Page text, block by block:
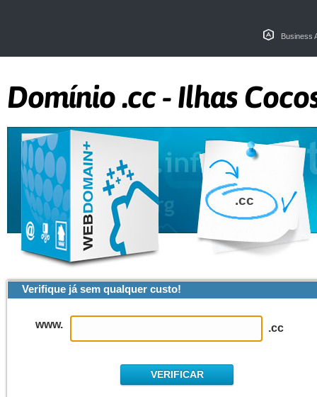
Business
Domínio .cc - Ilhas
.cc
Verifique já sem qualquer custo!
www. .cc